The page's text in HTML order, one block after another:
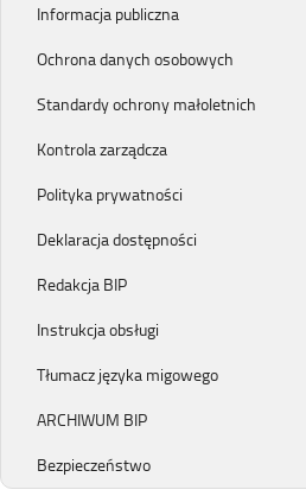
Informacja publiczna
Ochrona danych osobowych
Standardy ochrony małoletnich
Kontrola zarządcza
Polityka prywatności
Deklaracja dostępności
Redakcja BIP
Instrukcja obsługi
Tłumacz języka migowego
ARCHIWUM BIP
Bezpieczeństwo